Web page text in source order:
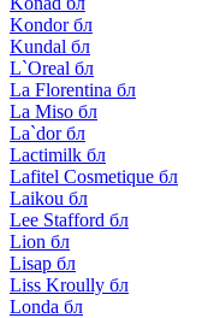
Kondor бл
Kundal бл
L`Oreal бл
La Florentina бл
La Miso бл
La`dor бл
Lactimilk бл
Lafitel Cosmetique бл
Laikou бл
Lee Stafford бл
Lion бл
Lisap бл
Liss Kroully бл
Londa бл